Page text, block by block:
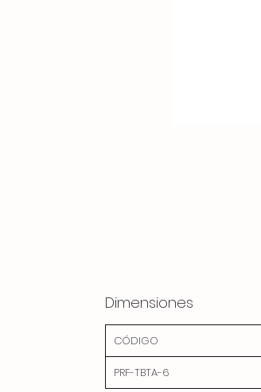
Dimensiones
CÓDIGO
PRF-TBTA-6